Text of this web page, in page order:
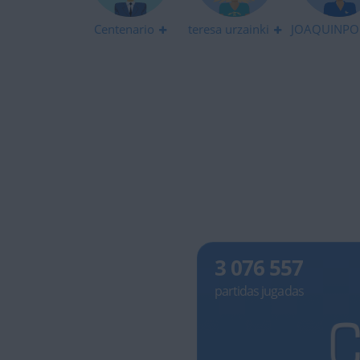
Centenario teresa urzainki
3 076 557
partidas jugadas